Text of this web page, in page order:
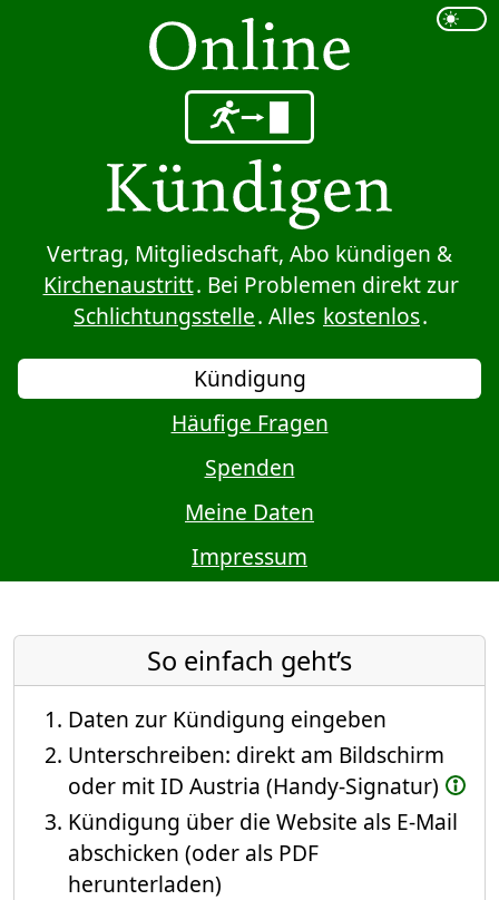
Sprung zum Inhalt
Vertrag, Mitgliedschaft, Abo kündigen &
Kirchenaustritt. Bei Problemen direkt zur
Schlichtungsstelle. Alles kostenlos.
Kündigung
Häufige Fragen
Spenden
Meine Daten
Impressum
So einfach geht’s
Daten zur Kündigung eingeben
Unterschreiben: direkt am Bildschirm
oder mit ID Austria (Handy-Signatur)
Kündigung über die Website als E-Mail
abschicken (oder als PDF
herunterladen)